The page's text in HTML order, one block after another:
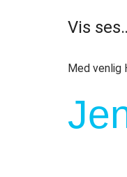
Vis
Med venlig